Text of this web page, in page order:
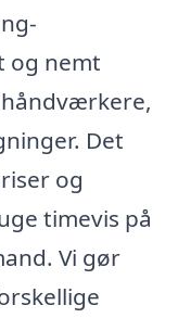
og nemt
Det
og
timevis på
Vi gør